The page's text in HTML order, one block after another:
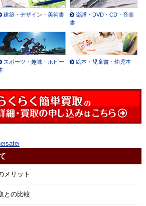
建築・デザイン・美術書
楽譜・DVD・CD・音楽
書
スポーツ・趣味・ホビー
絵本・児童書・幼児本
メリット
との比較